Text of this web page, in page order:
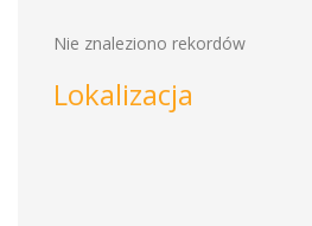
Nie znaleziono rekordów
Lokalizacja